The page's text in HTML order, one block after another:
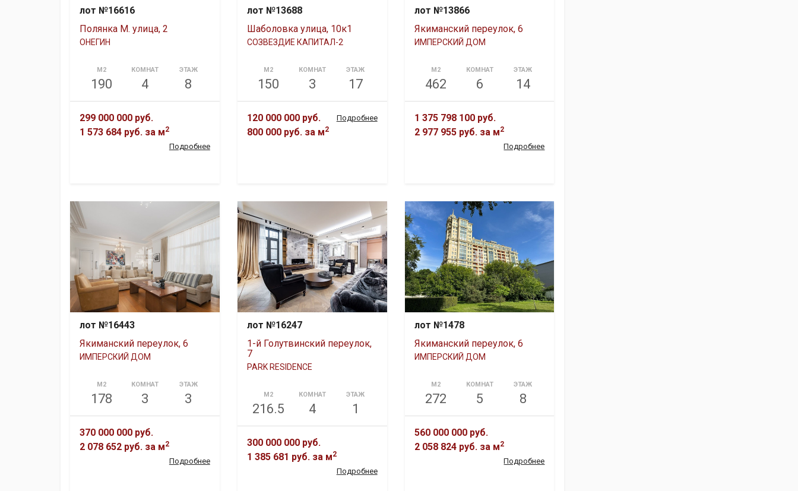
лот №16616
Полянка М. улица, 2
ОНЕГИН
М2
190
КОМНАТ
4
ЭТАЖ
8
299 000 000 руб.
1 573 684 руб. за м2
Подробнее
лот №13688
Шаболовка улица, 10к1
СОЗВЕЗДИЕ КАПИТАЛ-2
М2
150
КОМНАТ
3
ЭТАЖ
17
120 000 000 руб.
800 000 руб.за м2
Подробнее
лот №13866
Якиманский переулок, 6
ИМПЕРСКИЙ ДОМ
М2
462
КОМНАТ
6
ЭТАЖ
14
1 375 798 100 руб.
2 977 955 руб.за м2
Подробнее
лот №16443
Якиманский переулок, 6
ИМПЕРСКИЙ ДОМ
М2
178
КОМНАТ
3
ЭТАЖ
3
370 000 000 руб.
2 078 652 руб. за м2
Подробнее
лот №16247
1-й Голутвинский переулок,
7
PARK RESIDENCE
М2
216.5
КОМНАТ
4
ЭТАЖ
1
300 000 000 руб.
1 385 681 руб.за м2
Подробнее
лот №1478
Якиманский переулок, 6
ИМПЕРСКИЙ ДОМ
М2
272
КОМНАТ
5
ЭТАЖ
8
560 000 000 руб.
2 058 824 руб.за м2
Подробнее